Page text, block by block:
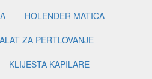
HOLENDER MATICA
ALAT ZA PERTLOVANJE
KLIJEŠTA KAPILARE